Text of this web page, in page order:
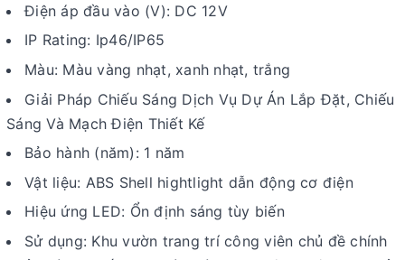
Điện áp đầu vào (V): DC 12V
IP Rating: Ip46/IP65
Màu: Màu vàng nhạt, xanh nhạt, trắng
Giải Pháp Chiếu Sáng Dịch Vụ Dự Án Lắp Đặt, Chiếu
Sáng Và Mạch Điện Thiết Kế
Bảo hành (năm): 1 năm
Vật liệu: ABS Shell hightlight dẫn động cơ điện
Hiệu ứng LED: Ổn định sáng tùy biến
Sử dụng: Khu vườn trang trí công viên chủ đề chính